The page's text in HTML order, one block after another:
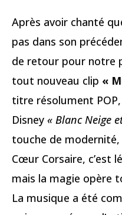
Après avoir chanté
pas dans son
de retour pour notre
tout nouveau clip «
titre résolument
Disney « Blanc Neige
touche de
Cœur Corsaire, c’est
mais la magie opère
La musique a été